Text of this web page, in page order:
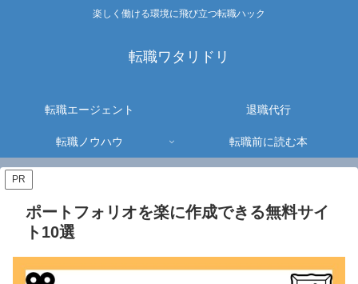
楽しく働ける環境に飛び立つ転職ハック
転職ワタリドリ
転職エージェント 退職代行
転職ノウハウ 転職前に読む本
PR
ポートフォリオを楽に作成できる無料サイ
ト10選